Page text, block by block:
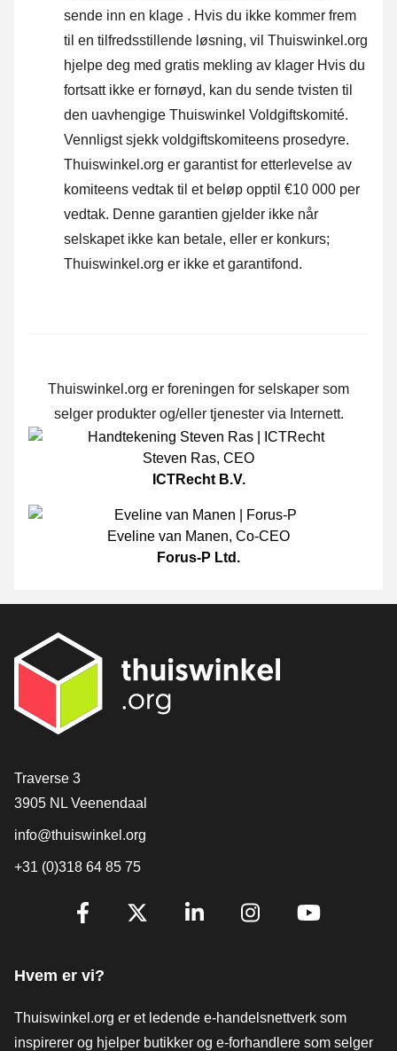
sende inn en klage . Hvis du ikke kommer frem
til en tilfredsstillende løsning, vil Thuiswinkel.org
hjelpe deg med gratis mekling av klager Hvis du
fortsatt ikke er fornøyd, kan du sende tvisten til
den uavhengige Thuiswinkel Voldgiftskomité.
Vennligst sjekk voldgiftskomiteens prosedyre.
Thuiswinkel.org er garantist for etterlevelse av
komiteens vedtak til et beløp opptil €10 000 per
vedtak. Denne garantien gjelder ikke når
selskapet ikke kan betale, eller er konkurs;
Thuiswinkel.org er ikke et garantifond.
Thuiswinkel.org er foreningen for selskaper som
selger produkter og/eller tjenester via Internett.
Steven Ras, CEO
ICTRecht B.V.
Eveline van Manen, Co-CEO
Forus-P Ltd.
[_General:Contact]
Traverse 3
3905 NL Veenendaal
info@thuiswinkel.org
+31 (0)318 64 85 75
[_General:SocialMediaTitle]
Hvem er vi?
Thuiswinkel.org er et ledende e-handelsnettverk som
inspirerer og hjelper butikker og e-forhandlere som selger